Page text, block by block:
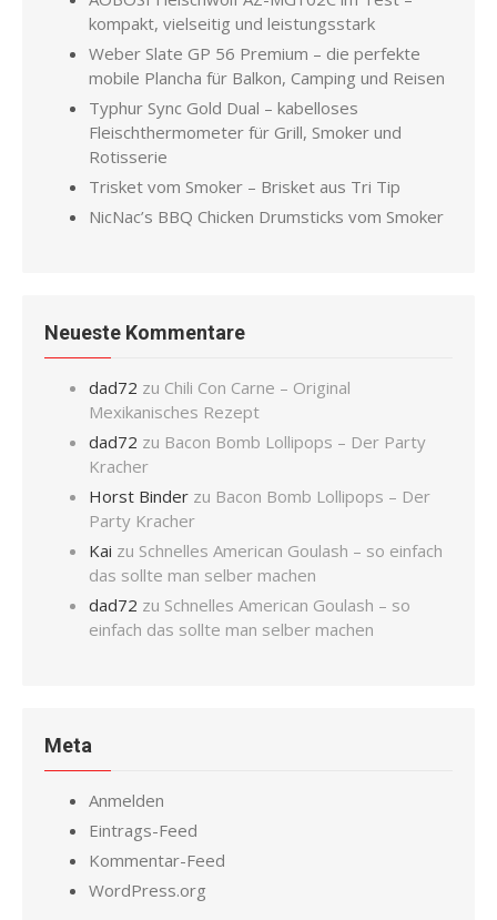
kompakt, vielseitig und leistungsstark
Weber Slate GP 56 Premium – die perfekte
mobile Plancha für Balkon, Camping und Reisen
Typhur Sync Gold Dual – kabelloses
Fleischthermometer für Grill, Smoker und
Rotisserie
Trisket vom Smoker – Brisket aus Tri Tip
NicNac’s BBQ Chicken Drumsticks vom Smoker
Neueste Kommentare
dad72 zu Chili Con Carne – Original
Mexikanisches Rezept
dad72 zu Bacon Bomb Lollipops – Der Party
Kracher
Horst Binder zu Bacon Bomb Lollipops – Der
Party Kracher
Kai zu Schnelles American Goulash – so einfach
das sollte man selber machen
dad72 zu Schnelles American Goulash – so
einfach das sollte man selber machen
Meta
Anmelden
Eintrags-Feed
Kommentar-Feed
WordPress.org